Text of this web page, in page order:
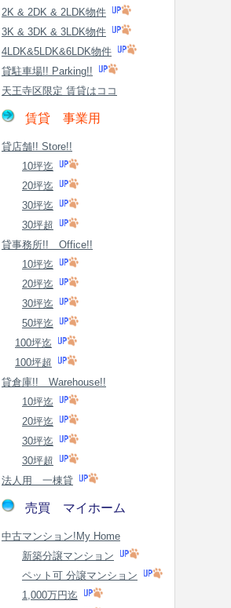
2K & 2DK & 2LDK物件
3K & 3DK & 3LDK物件
4LDK&5LDK&6LDK物件
貸駐車場!! Parking!!
天王寺区限定 賃貸はココ
賃貸 事業用
貸店舗!! Store!!
10坪迄
20坪迄
30坪迄
30坪超
貸事務所!! Office!!
10坪迄
20坪迄
30坪迄
50坪迄
100坪迄
100坪超
貸倉庫!! Warehouse!!
10坪迄
20坪迄
30坪迄
30坪超
法人用 一棟貸
売買 マイホーム
中古マンション!My Home
新築分譲マンション
ペット可 分譲マンション
1,000万円迄